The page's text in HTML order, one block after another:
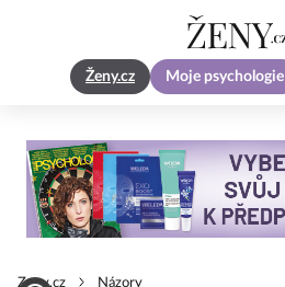
Ženy.cz Moje psychologie
Zeny.cz Názory